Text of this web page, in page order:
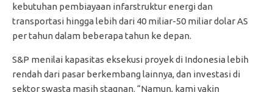
kebutuhan pembiayaan infarstruktur energi dan
transportasi hingga lebih dari 40 miliar-50 miliar dolar AS
per tahun dalam beberapa tahun ke depan.
S&P menilai kapasitas eksekusi proyek di Indonesia lebih
rendah dari pasar berkembang lainnya, dan investasi di
sektor swasta masih stagnan. “Namun, kami yakin